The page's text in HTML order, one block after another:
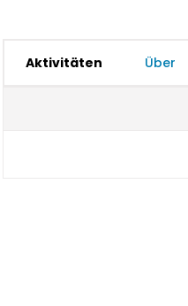
Aktivitäten Über